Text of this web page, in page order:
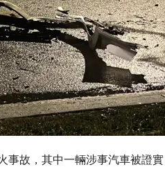
事故，其中一輛涉事汽車被證實